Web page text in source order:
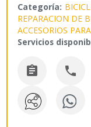
Categoría:
REPARACION DE
ACCESORIOS
Servicios
 